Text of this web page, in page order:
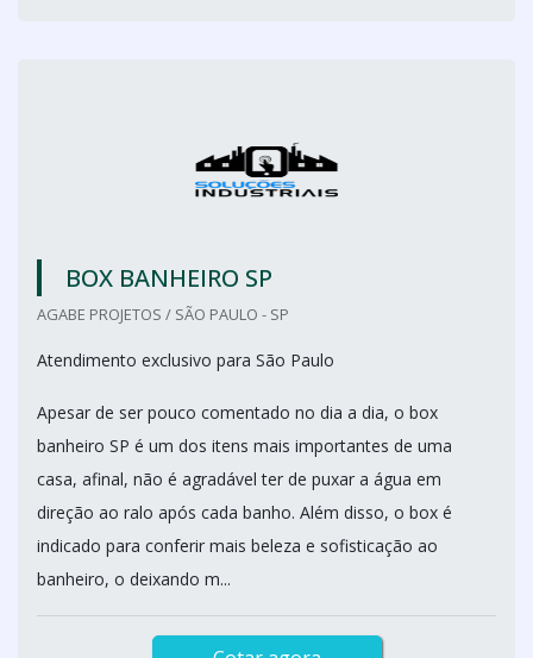
BOX BANHEIRO SP
AGABE PROJETOS / SÃO PAULO - SP
Atendimento exclusivo para São Paulo
Apesar de ser pouco comentado no dia a dia, o box
banheiro SP é um dos itens mais importantes de uma
casa, afinal, não é agradável ter de puxar a água em
direção ao ralo após cada banho. Além disso, o box é
indicado para conferir mais beleza e sofisticação ao
banheiro, o deixando m...